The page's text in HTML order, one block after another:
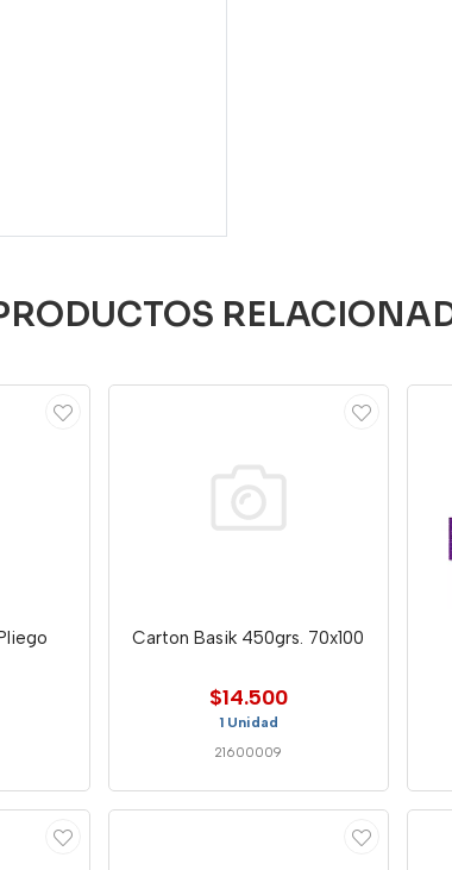
Carton Basik 450grs. 70x100
$14.500
1 Unidad
21600009